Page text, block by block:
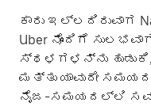
ಕಾರು ಇಲ್ಲದಿರುವಾಗ
Uber ನೊಂದಿಗೆ
ಸ್ಥಳಗಳನ್ನು ಹುಡುಕಿ,
ಮತ್ತು ಯಾವುದೇ
ನೈಜ-ಸಮಯದಲ್ಲಿ